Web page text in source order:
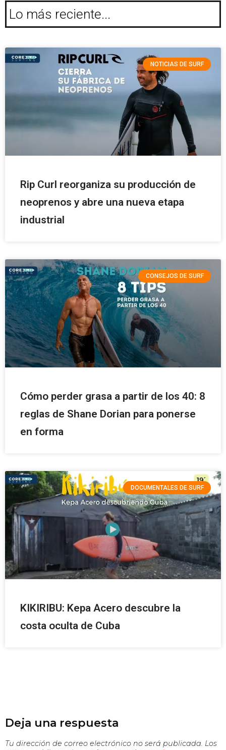
Lo más reciente...
NOTICIAS DE SURF
Rip Curl reorganiza su producción de
neoprenos y abre una nueva etapa
industrial
CONSEJOS DE SURF
Cómo perder grasa a partir de los 40: 8
reglas de Shane Dorian para ponerse
en forma
DOCUMENTALES DE SURF
KIKIRIBU: Kepa Acero descubre la
costa oculta de Cuba
Deja una respuesta
Tu dirección de correo electrónico no será publicada. Los